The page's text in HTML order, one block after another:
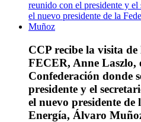
CCP recibe la visita
FECER, Anne Laszlo,
Confederación donde
presidente y el
el nuevo presidente de
Energía, Álvaro